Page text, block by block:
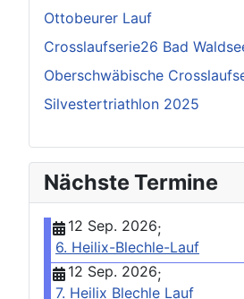
Ottobeurer Lauf
Crosslaufserie26 Bad
Oberschwäbische
Silvestertriathlon 2025
Nächste Termine
12 Sep. 2026;
6. Heilix-Blechle-Lauf
12 Sep. 2026;
7. Heilix Blechle Lauf